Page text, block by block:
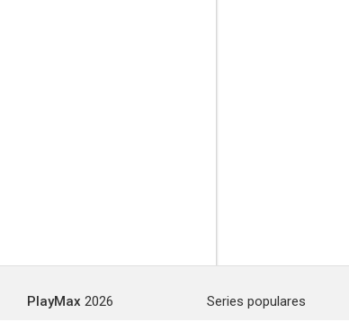
PlayMax 2026
Series populares